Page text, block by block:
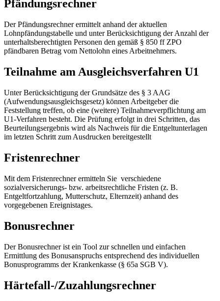
Pfändungsrechner
Der Pfändungsrechner ermittelt anhand der aktuellen
Lohnpfändungstabelle und unter Berücksichtigung der Anzahl der
unterhaltsberechtigten Personen den gemäß § 850 ff ZPO
pfändbaren Betrag vom Nettolohn eines Arbeitnehmers.
Teilnahme am Ausgleichsverfahren U1
Unter Berücksichtigung der Grundsätze des § 3 AAG
(Aufwendungsausgleichsgesetz) können Arbeitgeber die
Feststellung treffen, ob eine (weitere) Teilnahmeverpflichtung am
U1-Verfahren besteht. Die Prüfung erfolgt in drei Schritten, das
Beurteilungsergebnis wird als Nachweis für die Entgeltunterlagen
im letzten Schritt zum Ausdrucken bereitgestellt
Fristenrechner
Mit dem Fristenrechner ermitteln Sie verschiedene
sozialversicherungs- bzw. arbeitsrechtliche Fristen (z. B.
Entgeltfortzahlung, Mutterschutz, Elternzeit) anhand des
vorgegebenen Ereignistages.
Bonusrechner
Der Bonusrechner ist ein Tool zur schnellen und einfachen
Ermittlung des Bonusanspruchs entsprechend des individuellen
Bonusprogramms der Krankenkasse (§ 65a SGB V).
Härtefall-/Zuzahlungsrechner